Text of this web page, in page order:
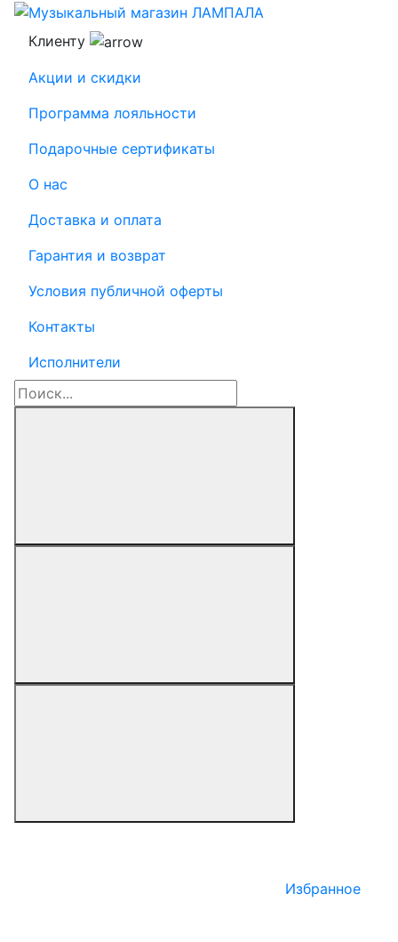
Клиенту
Акции и скидки
Программа лояльности
Подарочные сертификаты
О нас
Доставка и оплата
Гарантия и возврат
Условия публичной оферты
Контакты
Исполнители
Избранное